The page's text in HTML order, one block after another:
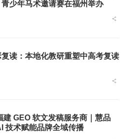
青少年马术邀请赛在福州举办
读：本地化教研重塑中高考复读
建 GEO 软文发稿服务商｜慧品
技术赋能品牌全域传播